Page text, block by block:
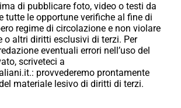
di pubblicare foto, video o testi da
tutte le opportune verifiche al fine di
regime di circolazione e non violare
o altri diritti esclusivi di terzi. Per
eventuali errori nell’uso del
scriveteci a
provvederemo prontamente
materiale lesivo di diritti di terzi.